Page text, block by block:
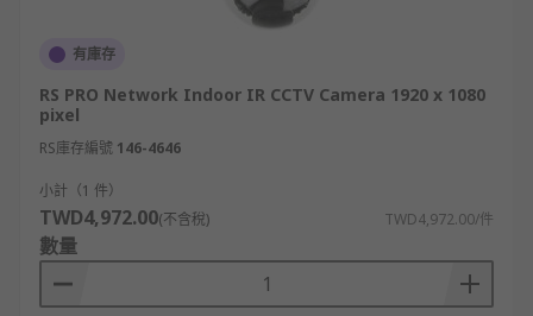
有庫存
RS PRO Network Indoor IR CCTV Camera 1920 x 1080
pixel
RS庫存編號 146-4646
小計（1 件）
TWD4,972.00(不含稅) TWD4,972.00/件
數量